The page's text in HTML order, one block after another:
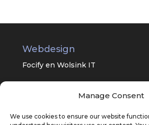
Manage Consent
We use cookies to ensure our website
Webdesign
Focify en Wolsink IT
Universitair Centrum